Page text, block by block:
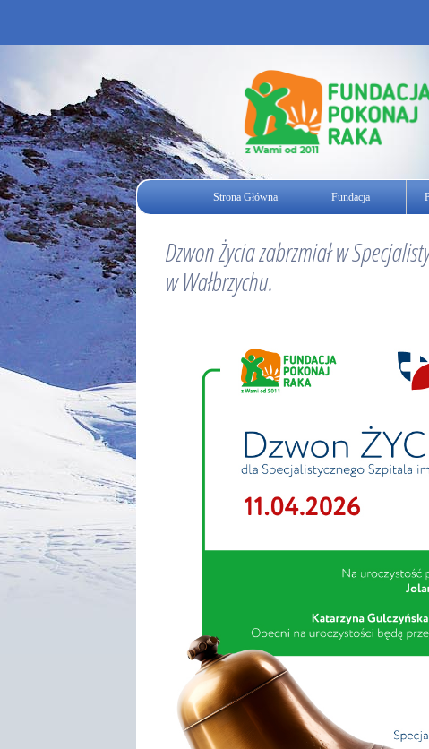
Strona Główna Fundacja
Dzwon Życia zabrzmiał w
w Wałbrzychu.